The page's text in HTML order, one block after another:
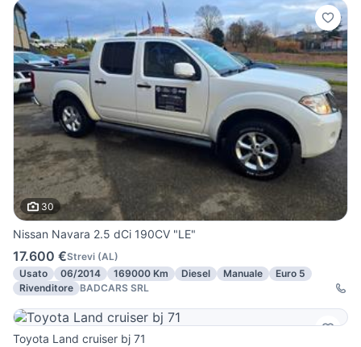
30
Nissan Navara 2.5 dCi 190CV "LE"
17.600 €Strevi (AL)
Usato
06/2014 169000 Km Diesel Manuale
Euro 5
Rivenditore BADCARS SRL
Toyota Land cruiser bj 71